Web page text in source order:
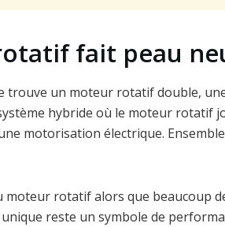
fait peau
trouve un moteur rotatif double,
système hybride où le moteur rotatif
motorisation électrique.
moteur rotatif alors que beaucoup
reste un symbole de